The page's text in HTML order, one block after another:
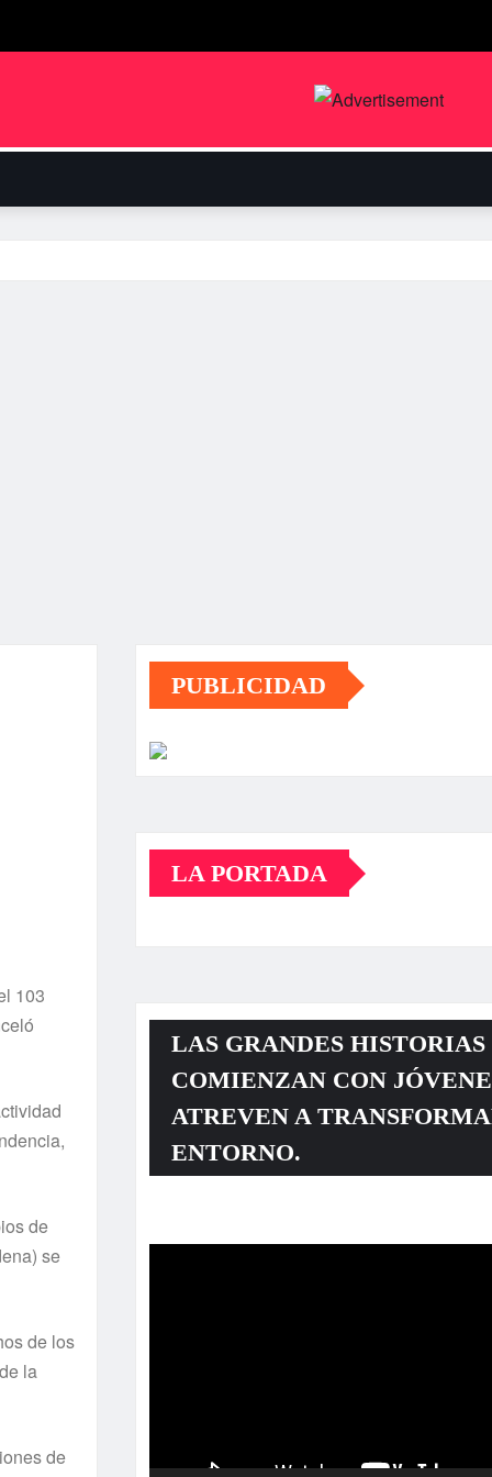
103
de
se
de los
la
de
PUBLICIDAD
LA PORTADA
LAS GRANDES HISTORIAS
COMIENZAN CON
ATREVEN A
ENTORNO.